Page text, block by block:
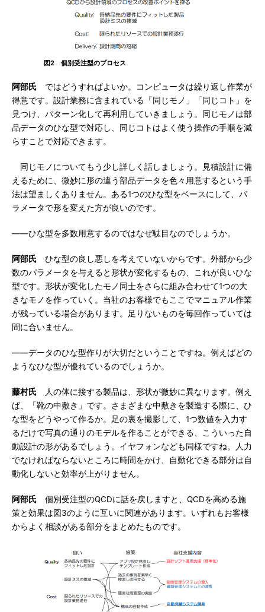
図2 個別受注型のプロセス
阿部氏 ではどうすればよいか。コンピュータは繰り返し作業が
得意です。設計業務に含まれている「同じモノ」「同じコト」を
見つけ、パターン化して再利用していきましょう。同じモノは部
品データのひな型で対応し、同じコトはよく使う操作の手順を減
らすことで対応できます。
同じモノについてもう少し詳しく話しましょう。見積設計に備
えるために、微妙に形の違う部品データを色々用意するという手
法は望ましくありません。ある1つのひな型をベースにして、パ
ラメータで形を変えた方が良いのです。
――ひな型を多数用意するのではなぜ駄目なのでしょうか。
阿部氏 ひな型の良し悪しを考えていないからです。外部から少
数のパラメータを与えると形状が変化するもの、これが良いひな
型です。形状が変化したモノ同士をさらに組み合わせて1つの大
きなモノを作っていく。当社のお客様でもここでマニュアル作業
が残っている場合があります。足りないものを毎回作っていては
間に合いません。
――データのひな型作りが大切だということですね。例えばどの
ようなひな型が優れているのでしょうか。
藤村氏 人の体に接する製品は、形状が微妙に異なります。例え
ば、「靴の中敷き」です。さまざまな中敷きを製造する際に、ひ
な型をどうやって作るか。足の裏を撮影して、1つ数値を入力す
るだけで写真の通りのモデルを作ることができる、こういった自
動設計の形があるでしょう。イヤフォンなども同様ですね。人力
でなければならないところに時間をかけ、自動化できる部分は自
動化しないと効率が上がりません。
阿部氏 個別受注型のQCDに話を戻しますと、QCDを高める施
策と効果は図3のように互いに関連があります。いずれもお客様
からよく相談がある部分をまとめたものです。